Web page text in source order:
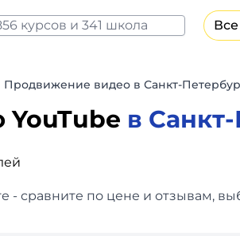
Продвижение видео в Санкт-
в
сравните по цене и отзывам,
Курсы по нейросетям
Бесплатно